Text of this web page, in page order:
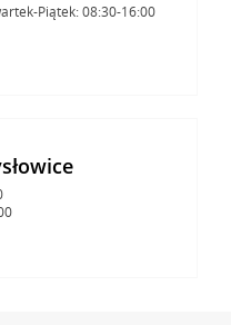
Piątek: 08:30-16:00